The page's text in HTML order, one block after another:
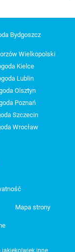
Bydgoszcz
Wielkopolski
Kielce
Lublin
Olsztyn
Poznań
Szczecin
Wrocław
Mapa strony
jakiekolwiek inne